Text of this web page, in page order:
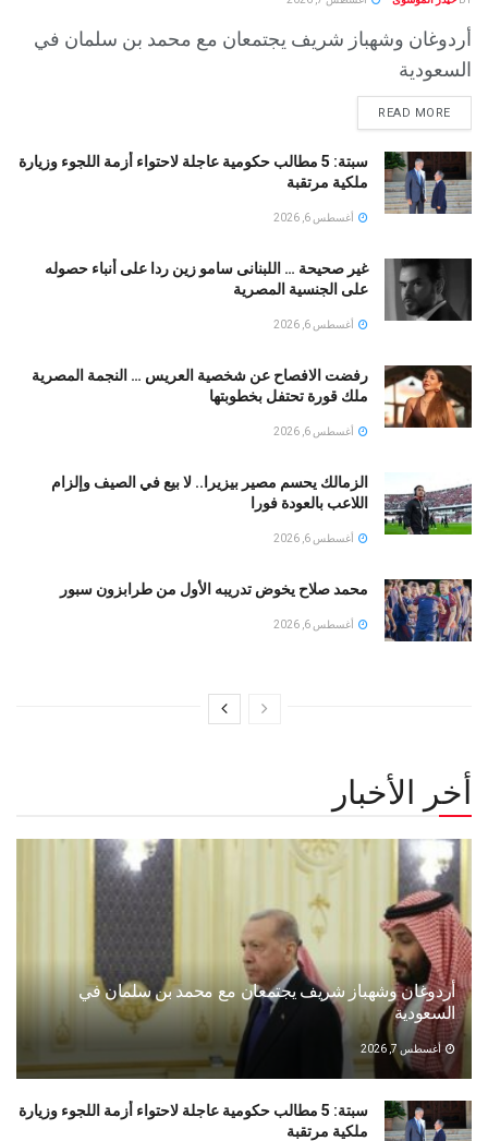
أردوغان وشهباز شريف يجتمعان مع محمد بن سلمان في
السعودية
READ MORE
سبتة: 5 مطالب حكومية عاجلة لاحتواء أزمة اللجوء وزيارة
ملكية مرتقبة
أغسطس 6, 2026
غير صحيحة … اللبنانى سامو زين ردا على أنباء حصوله
على الجنسية المصرية
أغسطس 6, 2026
رفضت الافصاح عن شخصية العريس … النجمة المصرية
ملك قورة تحتفل بخطوبتها
أغسطس 6, 2026
الزمالك يحسم مصير بيزيرا.. لا بيع في الصيف وإلزام
اللاعب بالعودة فورا
أغسطس 6, 2026
محمد صلاح يخوض تدريبه الأول من طرابزون سبور
أغسطس 6, 2026
أخر الأخبار
أردوغان وشهباز شريف يجتمعان مع محمد بن سلمان في
السعودية
أغسطس 7, 2026
سبتة: 5 مطالب حكومية عاجلة لاحتواء أزمة اللجوء وزيارة
ملكية مرتقبة